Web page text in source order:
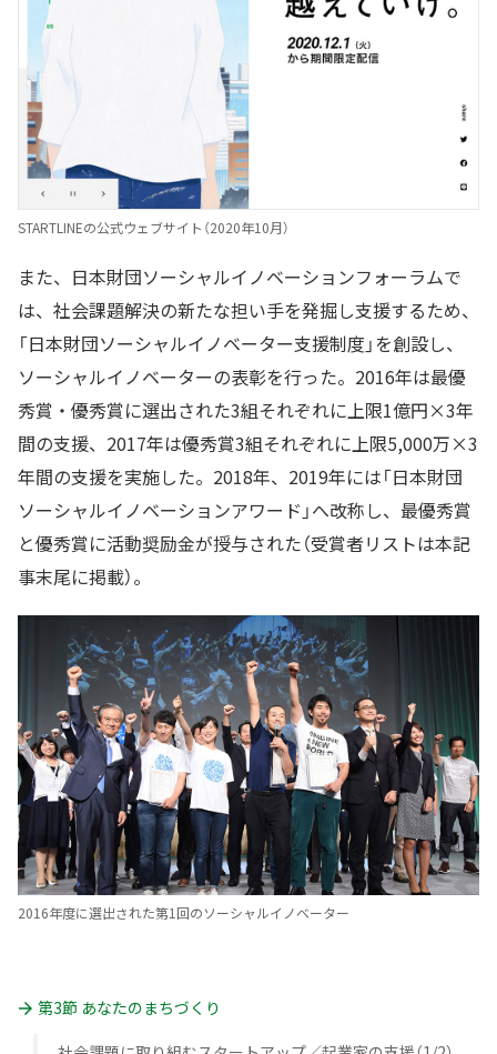
STARTLINEの公式ウェブサイト（2020年10月）
また、日本財団ソーシャルイノベーションフォーラムで
は、社会課題解決の新たな担い手を発掘し支援するため、
「日本財団ソーシャルイノベーター支援制度」を創設し、
ソーシャルイノベーターの表彰を行った。2016年は最優
秀賞・優秀賞に選出された3組それぞれに上限1億円×3年
間の支援、2017年は優秀賞3組それぞれに上限5,000万×3
年間の支援を実施した。2018年、2019年には「日本財団
ソーシャルイノベーションアワード」へ改称し、最優秀賞
と優秀賞に活動奨励金が授与された（受賞者リストは本記
事末尾に掲載）。
2016年度に選出された第1回のソーシャルイノベーター
第3節 あなたのまちづくり